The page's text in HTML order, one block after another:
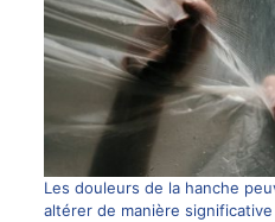
Les douleurs de la hanche
altérer de manière